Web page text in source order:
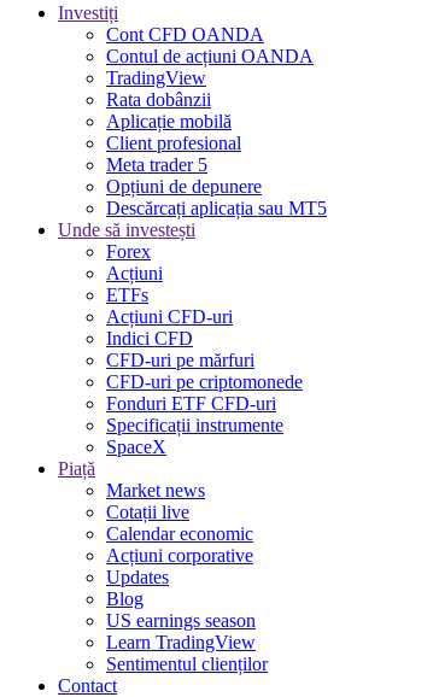
Investiți
Cont CFD OANDA
Contul de acțiuni OANDA
TradingView
Rata dobânzii
Aplicație mobilă
Client profesional
Meta trader 5
Opțiuni de depunere
Descărcați aplicația sau MT5
Unde să investești
Forex
Acțiuni
ETFs
Acțiuni CFD-uri
Indici CFD
CFD-uri pe mărfuri
CFD-uri pe criptomonede
Fonduri ETF CFD-uri
Specificații instrumente
SpaceX
Piață
Market news
Cotații live
Calendar economic
Acțiuni corporative
Updates
Blog
US earnings season
Learn TradingView
Sentimentul clienților
Contact